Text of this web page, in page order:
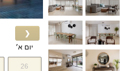
יום א׳
26
❮